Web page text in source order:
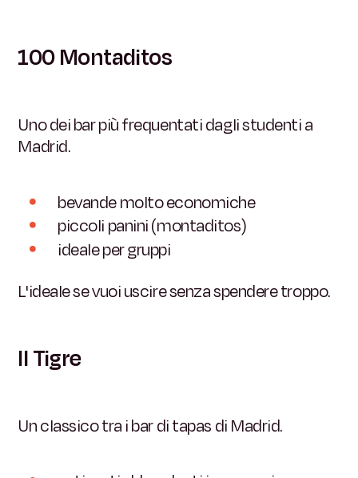
100 Montaditos
Uno dei bar più frequentati dagli studenti a
Madrid.
bevande molto economiche
piccoli panini (montaditos)
ideale per gruppi
L'ideale se vuoi uscire senza spendere troppo.
Il Tigre
Un classico tra i bar di tapas di Madrid.